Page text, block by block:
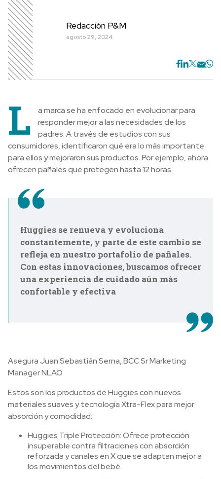
Redacción P&M
agosto 29, 2024
L
a marca se ha enfocado en evolucionar para
responder mejor a las necesidades de los
padres. A través de estudios con sus
consumidores, identificaron qué era lo más importante
para ellos y mejoraron sus productos. Por ejemplo, ahora
ofrecen pañales que protegen hasta 12 horas.
Huggies se renueva y evoluciona
constantemente, y parte de este cambio se
refleja en nuestro portafolio de pañales.
Con estas innovaciones, buscamos ofrecer
una experiencia de cuidado aún más
confortable y efectiva
Asegura Juan Sebastián Serna, BCC Sr Marketing
Manager NLAO
Estos son los productos de Huggies con nuevos
materiales suaves y tecnología Xtra-Flex para mejor
absorción y comodidad:
Huggies Triple Protección: Ofrece protección
insuperable contra filtraciones con absorción
reforzada y canales en X que se adaptan mejor a
los movimientos del bebé.